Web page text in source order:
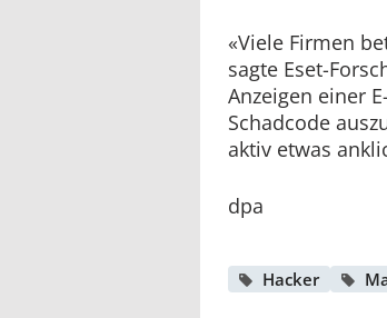
«Viele Firmen
sagte Eset-
Anzeigen einer
Schadcode
aktiv etwas
dpa
Hacker